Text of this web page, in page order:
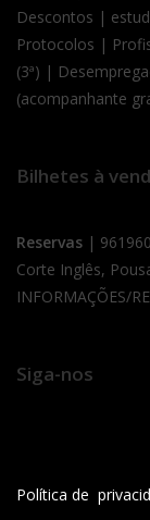
Descontos |
Protocolos |
(3ª) |
(acompanhante
Bilhetes à
Reservas |
Corte Inglês,
INFORMAÇÕES/
Siga-nos
Política de